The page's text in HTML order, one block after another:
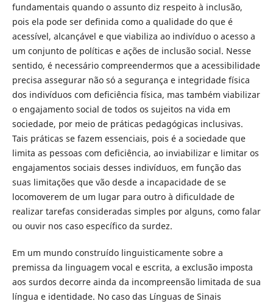
fundamentais quando o assunto diz respeito à inclusão,
pois ela pode ser definida como a qualidade do que é
acessível, alcançável e que viabiliza ao indivíduo o acesso a
um conjunto de políticas e ações de inclusão social. Nesse
sentido, é necessário compreendermos que a acessibilidade
precisa assegurar não só a segurança e integridade física
dos indivíduos com deficiência física, mas também viabilizar
o engajamento social de todos os sujeitos na vida em
sociedade, por meio de práticas pedagógicas inclusivas.
Tais práticas se fazem essenciais, pois é a sociedade que
limita as pessoas com deficiência, ao inviabilizar e limitar os
engajamentos sociais desses indivíduos, em função das
suas limitações que vão desde a incapacidade de se
locomoverem de um lugar para outro à dificuldade de
realizar tarefas consideradas simples por alguns, como falar
ou ouvir nos caso específico da surdez.
Em um mundo construído linguisticamente sobre a
premissa da linguagem vocal e escrita, a exclusão imposta
aos surdos decorre ainda da incompreensão limitada de sua
língua e identidade. No caso das Línguas de Sinais